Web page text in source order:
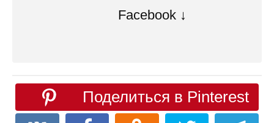
Facebook ↓
Поделиться в Pinterest